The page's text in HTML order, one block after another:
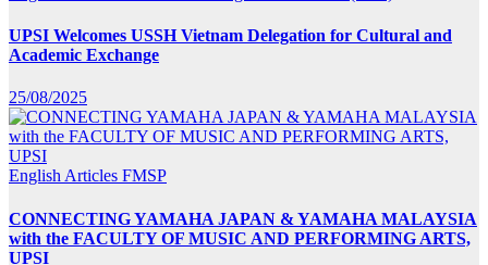
UPSI Welcomes USSH Vietnam Delegation for Cultural and
Academic Exchange
25/08/2025
English Articles FMSP
CONNECTING YAMAHA JAPAN & YAMAHA MALAYSIA
with the FACULTY OF MUSIC AND PERFORMING ARTS,
UPSI